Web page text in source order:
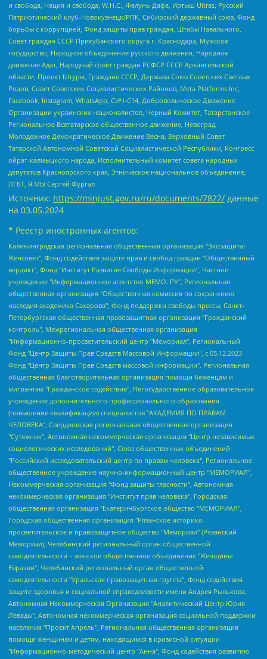
и свобода, Нация и свобода, W.H.С., Фалунь Дафа, Иртыш Ultras, Русский
Патриотический клуб-Новокузнецк/РПК, Сибирский державный союз, Фонд
борьбы с коррупцией, Фонд защиты прав граждан, Штабы Навального,
Совет граждан СССР Прикубанского округа г. Краснодара, Мужское
государство, Народное объединение русского движения, Народное
движение Адат, Народный совет граждан РСФСР СССР Архангельской
области, Проект Штурм, Граждане СССР, Держава Союз Советских Светлых
Родов, Совет Советских Социалистических Районов, Meta Platforms Inc,
Facebook, Instagram, WhatsApp, СИЧ-С14, Добровольческое Движение
Организации украинских националистов, Черный Комитет, Татарстанское
Региональное Всетатарское общественное движение, Невоград,
Молодежное Демократическое Движение Весна, Верховный Совет
Татарской Автономной Советской Социалистической Республики, Конгресс
ойрат-калмыцкого народа, Исполнительный комитет совета народных
депутатов Красноярского края, Этническое национальное объединение,
ЛГБТ, Я.МЫ Сергей Фургал
Источник: https://minjust.gov.ru/ru/documents/7822/ данные
на 03.05.2024
* Реестр иностранных агентов:
Калининградская региональная общественная организация "Экозащита!-Женсовет", Фонд содействия защите прав и свобод граждан "Общественный вердикт", Фонд "Институт Развития Свободы Информации", Частное учреждение "Информационное агентство МЕМО. РУ", Региональная общественная организация "Общественная комиссия по сохранению наследия академика Сахарова", Фонд поддержки свободы прессы, Санкт-Петербургская общественная правозащитная организация "Гражданский контроль", Межрегиональная общественная организация "Информационно-просветительский центр "Мемориал", Региональный Фонд "Центр Защиты Прав Средств Массовой Информации", с 05.12.2023 Фонд "Центр Защиты Прав Средств массовой информации", Региональная общественная благотворительная организация помощи беженцам и мигрантам "Гражданское содействие", Негосударственное образовательное учреждение дополнительного профессионального образования (повышение квалификации) специалистов "АКАДЕМИЯ ПО ПРАВАМ ЧЕЛОВЕКА", Свердловская региональная общественная организация "Сутяжник", Автономная некоммерческая организация "Центр независимых социологических исследований", Союз общественных объединений "Российский исследовательский центр по правам человека", Региональное общественное учреждение научно-информационный центр "МЕМОРИАЛ", Некоммерческая организация "Фонд защиты гласности", Автономная некоммерческая организация "Институт прав человека", Городская общественная организация "Екатеринбургское общество "МЕМОРИАЛ", Городская общественная организация "Рязанское историко-просветительское и правозащитное общество "Мемориал" (Рязанский Мемориал), Челябинский региональный орган общественной самодеятельности – женское общественное объединение "Женщины Евразии", Челябинский региональный орган общественной самодеятельности "Уральская правозащитная группа", Фонд содействия защите здоровья и социальной справедливости имени Андрея Рылькова, Автономная Некоммерческая Организация "Аналитический Центр Юрия Левады", Автономная некоммерческая организация социальной поддержки населения "Проект Апрель", Региональная общественная организация помощи женщинам и детям, находящимся в кризисной ситуации "Информационно-методический центр "Анна", Фонд содействия развитию массовых коммуникаций и правовому просвещению "Так-так-Так", Фонд содействия устойчивому развитию "Серебряная тайга", Свердловский региональный общественный фонд социальных проектов "Новое время", "Idel.Реалии", Кавказ.Реалии, Крым.Реалии, Телеканал Настоящее Время, Татаро-башкирская служба Радио Свобода (Azatliq Radiosi), Радио Свободная Европа/Радио Свобода (PCE/PC), "Сибирь.Реалии", "Фактограф", Благотворительный фонд помощи осужденным и их семьям, Автономная некоммерческая организация "Институт глобализации и социальных движений", Фонд "В защиту прав заключенных", Частное учреждение "Центр поддержки и содействия развитию средств массовой информации", Пензенский региональный общественный благотворительный фонд "Гражданский союз", "Север.Реалии", Некоммерческая организация Фонд "Правовая инициатива", Общество с ограниченной ответственностью "Радио Свободная Европа/Радио Свобода", Чешское информационное агентство "MEDIUM-ORIENT", Красноярская региональная общественная организация "Мы против СПИДа", Камалягин Денис Николаевич, Маркелов Сергей Евгеньевич, Пономарев Лев Александрович, Савицкая Людмила Алексеевна, Автономная некоммерческая организация "Центр по работе с проблемой насилия "НАСИЛИЮ.НЕТ", Межрегиональный профессиональный союз работников здравоохранения "Альянс врачей", Юридическое лицо, зарегистрированное в Латвийской Республике, SIA "Medusa Project" (регистрационный номер 40103797863, дата регистрации 10.06.2014), Некоммерческая организация "Фонд по борьбе с коррупцией", Автономная некоммерческая организация "Институт права и публичной политики", Баданин Роман Сергеевич, Гликин Максим Александрович, Железнова Мария Михайловна, Лукьянова Юлия Сергеевна, Маетная Елизавета Витальевна, Маняхин Петр Борисович, Чуракова Ольга Владимировна, Ярош Юлия Петровна, Юридическое лицо "The Insider SIA", зарегистрированное в Риге, Латвийская Республика (дата регистрации 26.06.2015), являющееся администратором доменного имени интернет-издания "The Insider SIA", https://theins.ru, Постернак Алексей Евгеньевич, Рубин Михаил Аркадьевич, Анин Роман Александрович, Юридическое лицо Istories fonds, зарегистрированное в Латвийской Республике (регистрационный номер 50008295751, дата регистрации 24.02.2020), Великовский Дмитрий Александрович, Долинина Ирина Николаевна, Мароховская Алеся Алексеевна, Шлейнов Роман Юрьевич, Шмагун Олеся Валентиновна, Общество с ограниченной ответственностью "Альтаир 2021", Общество с ограниченной ответственностью "Вега 2021", Общество с ограниченной ответственностью "Главный редактор 2021", Общество с ограниченной ответственностью "Ромашки монолит", Важенков Артем Валерьевич, Ивановская областная общественная организация "Центр гендерных исследований", Гурман Юрий Альбертович, Медиапроект "ОВД-Инфо", Егоров Владимир Владимирович, Жилинский Владимир Александрович, Общество с ограниченной ответственностью "ЗП", Иванова София Юрьевна, Карезина Инна Павловна, Кильтау Екатерина Викторовна, Петров Алексей Викторович, Пискунов Сергей Евгеньевич, Смирнов Сергей Сергеевич, Тихонов Михаил Сергеевич, Общество с ограниченной ответственностью "ЖУРНАЛИСТ-ИНОСТРАННЫЙ АГЕНТ", Арапова Галина Юрьевна, Вольтская Татьяна Анатольевна, Американская компания "Mason G.E.S. Anonymous Foundation" (США), являющаяся владельцем интернет-издания https://mnews.world/, Компания "Stichting Bellingcat", зарегистрированная в Нидерландах (дата регистрации 11.07.2018), Захаров Андрей Вячеславович, Клепиковская Екатерина Дмитриевна, Общество с ограниченной ответственностью "МЕМО", Перл Роман Александрович, Симонов Евгений Алексеевич, Соловьева Елена Анатольевна, Сотников Даниил Владимирович, Сурначева Елизавета Дмитриевна, Автономная некоммерческая организация по защите прав человека и информированию населения "Якутия – Наше Мнение", Общество с ограниченной ответственностью "Москоу диджитал медиа", с 26.01.2023 Общество с ограниченной ответственностью "Чайка Белые сады", Ветошкина Валерия Валерьевна, Заговора Максим Александрович, Межрегиональное общественное движение "Российская ЛГБТ - сеть", Оленичев Максим Владимирович, Павлов Иван Юрьевич, Скворцова Елена Сергеевна, Общество с ограниченной ответственностью "Как бы инагент", Кочетков Игорь Викторович, Общество с ограниченной ответственностью "Честные выборы", Еланчик Олег Александрович, Общество с ограниченной ответственностью "Нобелевский призыв", Гималова Регина Эмилевна, Григорьев Андрей Валерьевич, Григорьева Алина Александровна, Ассоциация по содействию защите прав призывников, альтернативнослужащих и военнослужащих "Правозащитная группа "Гражданин.Армия.Право", Хисамова Регина Фаритовна, Автономная некоммерческая организация по реализации социально-правовых программ "Лилит", Дальневосточное общественное движение "Маяк", Санкт-Петербургская ЛГБТ-инициативная группа "Выход", Инициативная группа ЛГБТ+ "Реверс", Алексеев Андрей Викторович, Бекбулатова Таисия Львовна, Беляев Иван Михайлович, Владыкина Елена Сергеевна, Гельман Марат Александрович, Никульшина Вероника Юрьевна, Толоконникова Надежда Андреевна, Шендерович Виктор Анатольевич, Общество с ограниченной ответственностью "Данное сообщение", Общество с ограниченной ответственностью Издательский дом "Новая глава", Айнбиндер Александра Александровна, Московский комьюнити-центр для ЛГБТ+инициатив, Благотворительный фонд развития филантропии, Deutsche Welle (Германия, Kurt-Schumacher-Strasse 3, 53113 Bonn), Борзунова Мария Михайловна, Воробьев Виктор Викторович, Голубева Анна Львовна, Константинова Алла Михайловна, Малкова Ирина Владимировна, Мурадов Мурад Абдулгалимович, Осетинская Елизавета Николаевна, Понасенков Евгений Николаевич, Ганапольский Матвей Юрьевич, Киселев Евгений Алексеевич, Борухович Ирина Григорьевна, Дремин Иван Тимофеевич, Дубровский Дмитрий Викторович, Красноярская региональная общественная организация поддержки и развития альтернативных образовательных технологий и межкультурных коммуникаций "ИНТЕРРА", Маяковская Екатерина Алексеевна, Фейгин Марк Захарович, Филимонов Андрей Викторович, Дзугкоева Регина Николаевна, Доброхотов Роман Александрович, Дудь Юрий Александрович, Елкин Сергей Владимирович, Кругликов Кирилл Игоревич, Сабунаева Мария Леонидовна, Семенов Алексей Владимирович, Шаинян Карен Багратович, Шульман Екатерина Михайловна, Асафьев Артур Валерьевич, Вахштайн Виктор Семенович, Венедиктов Алексей Алексеевич, Лушникова Екатерина Евгеньевна, Волков Леонид Михайлович, Невзоров Александр Глебович, Пархоменко Сергей Борисович, Сироткин Ярослав Николаевич, Кара-Мурза Владимир Владимирович, Баранова Наталья Владимировна, Гозман Леонид Яковлевич, Кагарлицкий Борис Юльевич, Климарев Михаил Валерьевич, Милов Владимир Станиславович, Автономная некоммерческая организация Краснодарский центр современного искусства "Типография", Моргенштерн Алишер Тагирович, Соболь Любовь Эдуардовна, Общество с ограниченной ответственностью "ЛИЗА НОРМ", Каспаров Гарри Кимович, Ходорковский Михаил Борисович, Общество с ограниченной ответственностью "Апрельские тезисы", Данилович Ирина Брониславовна, Кашин Олег Владимирович, Петров Николай Владимирович, Пивоваров Алексей Владимирович, Соколов Михаил Владимирович, Цветкова Юлия Владимировна, Чичваркин Евгений Александрович, Комитет против пыток/Команда против пыток, Общество с ограниченной ответственностью "Первый научный", Общество с ограниченной ответственностью "Вертолет и ко", Белоцерковская Вероника Борисовна, Кац Максим Евгеньевич, Лазарева Татьяна Юрьевна, Шаведдинов Руслан Табризович, Яшин Илья Валерьевич, Общество с ограниченной ответственностью "Иноагент ААВ", Алешковский Дмитрий Петрович, Альбац Евгения Марковна, Быков Дмитрий Львович, Галямина Юлия Евгеньевна, Лойко Сергей Леонидович, Мартынов Кирилл Константинович, Медведев Сергей Александрович, Крашенинников Федор Геннадиевич, Гордеева Катерина Вл